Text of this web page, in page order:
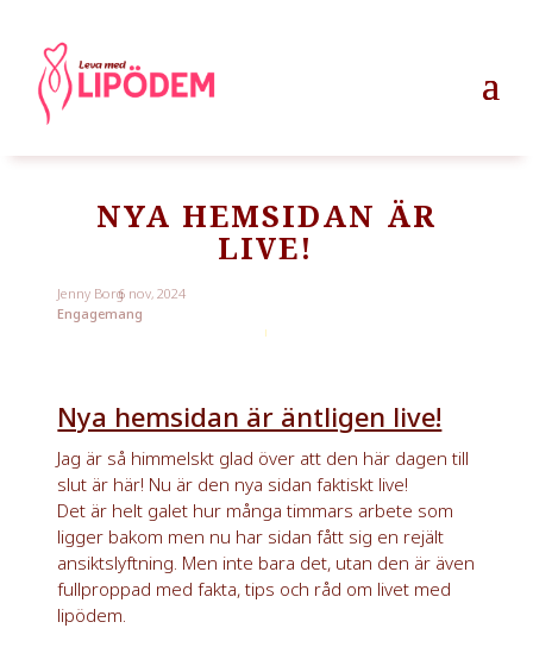
NYA HEMSIDAN ÄR
LIVE!
Jenny Borg6 nov, 2024
Engagemang
Nya hemsidan är äntligen live!
Jag är så himmelskt glad över att den här dagen till
slut är här! Nu är den nya sidan faktiskt live!
Det är helt galet hur många timmars arbete som
ligger bakom men nu har sidan fått sig en rejält
ansiktslyftning. Men inte bara det, utan den är även
fullproppad med fakta, tips och råd om livet med
lipödem.